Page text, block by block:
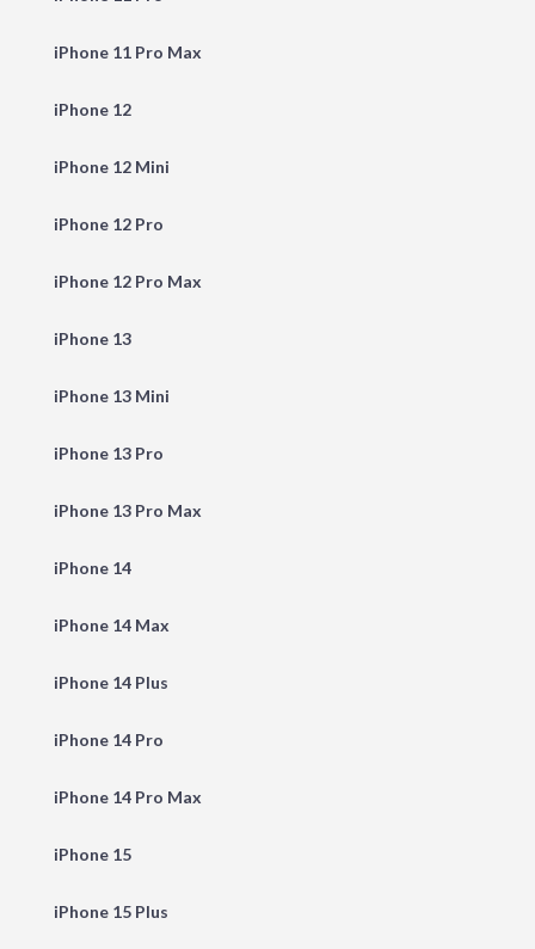
iPhone 11 Pro Max
iPhone 12
iPhone 12 Mini
iPhone 12 Pro
iPhone 12 Pro Max
iPhone 13
iPhone 13 Mini
iPhone 13 Pro
iPhone 13 Pro Max
iPhone 14
iPhone 14 Max
iPhone 14 Plus
iPhone 14 Pro
iPhone 14 Pro Max
iPhone 15
iPhone 15 Plus